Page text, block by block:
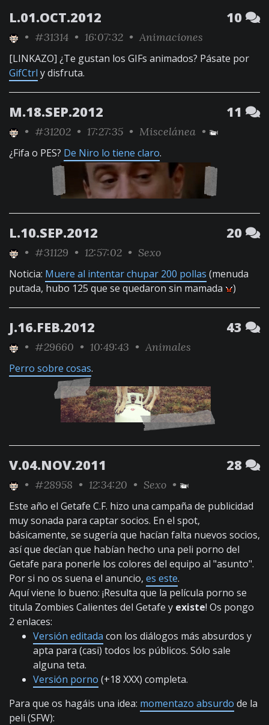
L.01.OCT.2012 10
• #31314 • 16:07:32 • Animaciones
[LINKAZO] ¿Te gustan los GIFs animados? Pásate por
GifCtrl y disfruta.
M.18.SEP.2012 11
• #31202 • 17:27:35 • Miscelánea •
¿Fifa o PES? De Niro lo tiene claro.
L.10.SEP.2012 20
• #31129 • 12:57:02 • Sexo
Noticia: Muere al intentar chupar 200 pollas (menuda
putada, hubo 125 que se quedaron sin mamada
)
J.16.FEB.2012 43
• #29660 • 10:49:43 • Animales
Perro sobre cosas.
V.04.NOV.2011 28
• #28958 • 12:34:20 • Sexo •
Este año el Getafe C.F. hizo una campaña de publicidad
muy sonada para captar socios. En el spot,
básicamente, se sugería que hacían falta nuevos socios,
así que decían que habían hecho una peli porno del
Getafe para ponerle los colores del equipo al "asunto".
Por si no os suena el anuncio, es este.
Aquí viene lo bueno: ¡Resulta que la película porno se
titula Zombies Calientes del Getafe y existe! Os pongo
2 enlaces:
Versión editada con los diálogos más absurdos y
apta para (casi) todos los públicos. Sólo sale
alguna teta.
Versión porno (+18 XXX) completa.
Para que os hagáis una idea: momentazo absurdo de la
peli (SFW):